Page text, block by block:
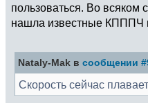
пользоваться. Во всяком
нашла известные КПППЧ
Nataly-Mak в сообщении
Скорость сейчас